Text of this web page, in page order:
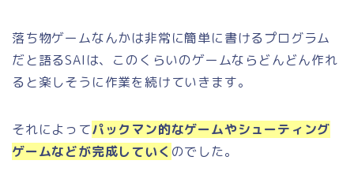
落ち物ゲームなんかは非常に簡単に書けるプログラム
だと語るSAIは、このくらいのゲームならどんどん作れ
ると楽しそうに作業を続けていきます。
それによってパックマン的なゲームやシューティング
ゲームなどが完成していく のでした。